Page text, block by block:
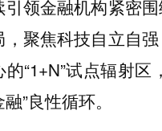
引领金融机构紧密
，聚焦科技自立自
的“1+N”试点辐射
”良性循环。